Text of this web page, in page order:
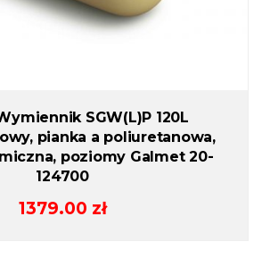
SGW(L)P 120L
pianka a poliuretanowa,
poziomy Galmet 20-
124700
1379.00 zł